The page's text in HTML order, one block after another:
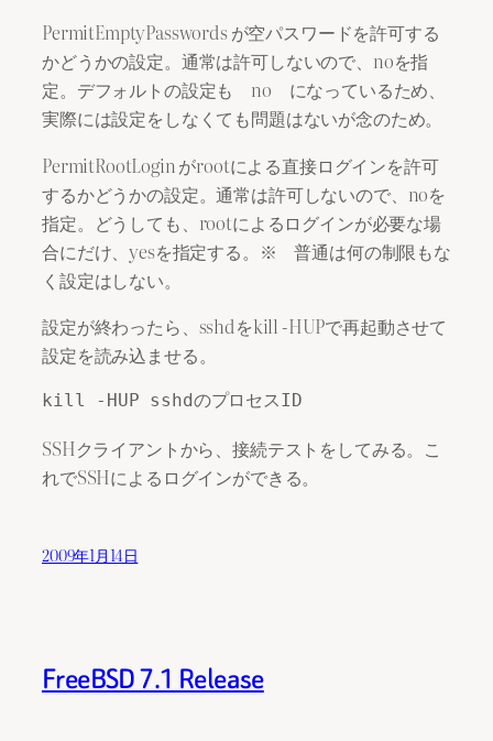
PermitEmptyPasswords が空パスワードを許可する
かどうかの設定。通常は許可しないので、noを指
定。デフォルトの設定も no になっているため、
実際には設定をしなくても問題はないが念のため。
PermitRootLogin がrootによる直接ログインを許可
するかどうかの設定。通常は許可しないので、noを
指定。どうしても、rootによるログインが必要な場
合にだけ、yesを指定する。※ 普通は何の制限もな
く設定はしない。
設定が終わったら、sshdをkill -HUPで再起動させて
設定を読み込ませる。
SSHクライアントから、接続テストをしてみる。こ
れでSSHによるログインができる。
2009年1月14日
FreeBSD 7.1 Release